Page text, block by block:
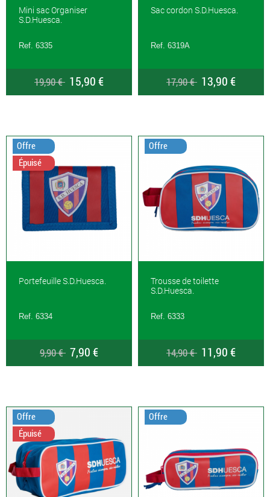
Mini sac Organiser
S.D.Huesca.
Ref. 6335
19,90 € 15,90 €
Sac cordon S.D.Huesca.
Ref. 6319A
17,90 € 13,90 €
Offre
Épuisé
Portefeuille S.D.Huesca.
Ref. 6334
9,90 € 7,90 €
Offre
Trousse de toilette
S.D.Huesca.
Ref. 6333
14,90 € 11,90 €
Offre
Épuisé
Offre